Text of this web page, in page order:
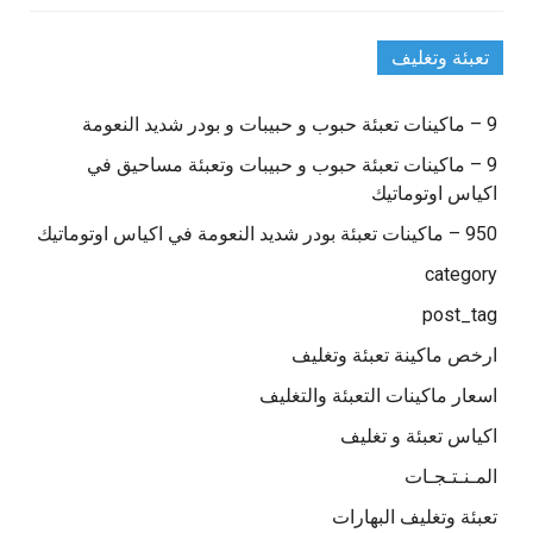
تعبئة وتغليف
9 – ماكينات تعبئة حبوب و حبيبات و بودر شديد النعومة
9 – ماكينات تعبئة حبوب و حبيبات وتعبئة مساحيق في
اكياس اوتوماتيك
950 – ماكينات تعبئة بودر شديد النعومة في اكياس اوتوماتيك
category
post_tag
ارخص ماكينة تعبئة وتغليف
اسعار ماكينات التعبئة والتغليف
اكياس تعبئة و تغليف
المـنـتـجـات
تعبئة وتغليف البهارات